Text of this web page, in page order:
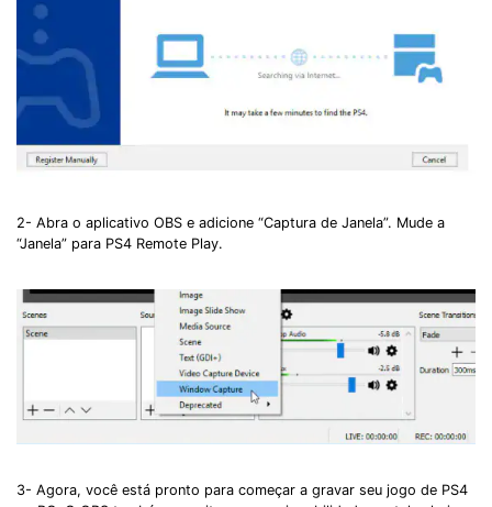
2- Abra o aplicativo OBS e adicione “Captura de Janela”. Mude a
“Janela” para PS4 Remote Play.
3- Agora, você está pronto para começar a gravar seu jogo de PS4